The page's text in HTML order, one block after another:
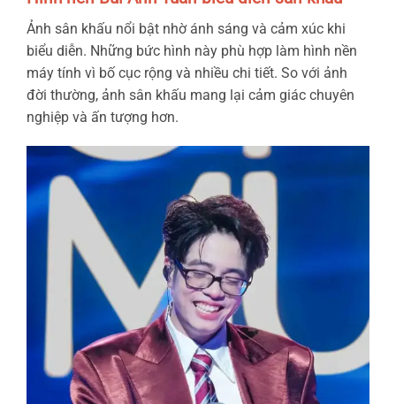
Ảnh sân khấu nổi bật nhờ ánh sáng và cảm xúc khi
biểu diễn. Những bức hình này phù hợp làm hình nền
máy tính vì bố cục rộng và nhiều chi tiết. So với ảnh
đời thường, ảnh sân khấu mang lại cảm giác chuyên
nghiệp và ấn tượng hơn.